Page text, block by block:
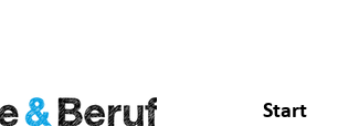
Start